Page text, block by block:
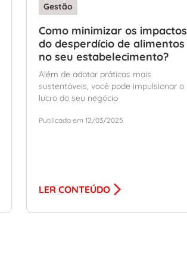
Gestão
Como minimizar os impactos
do desperdício de alimentos
no seu estabelecimento?
Além de adotar práticas mais
sustentáveis, você pode impulsionar o
lucro do seu negócio
Publicado em 12/03/2025
LER CONTEÚDO